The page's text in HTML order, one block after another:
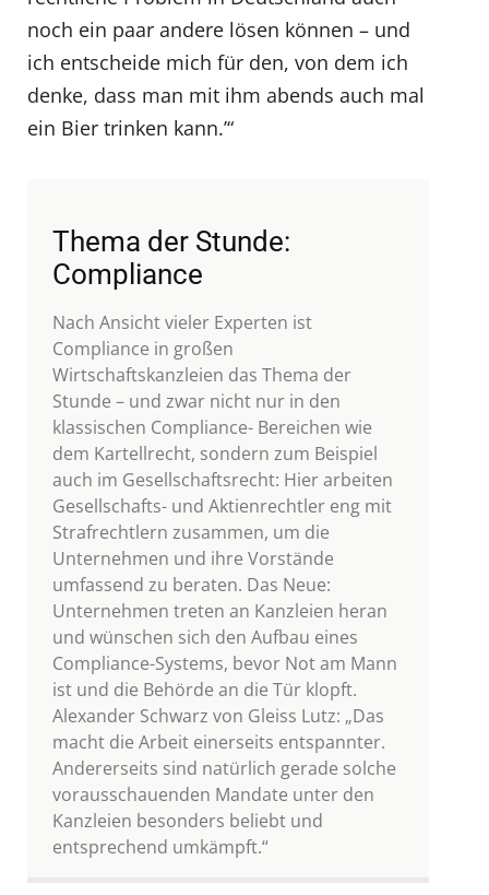
noch ein paar andere lösen können – und
ich entscheide mich für den, von dem ich
denke, dass man mit ihm abends auch mal
ein Bier trinken kann.’“
Thema der Stunde:
Compliance
Nach Ansicht vieler Experten ist
Compliance in großen
Wirtschaftskanzleien das Thema der
Stunde – und zwar nicht nur in den
klassischen Compliance- Bereichen wie
dem Kartellrecht, sondern zum Beispiel
auch im Gesellschaftsrecht: Hier arbeiten
Gesellschafts- und Aktienrechtler eng mit
Strafrechtlern zusammen, um die
Unternehmen und ihre Vorstände
umfassend zu beraten. Das Neue:
Unternehmen treten an Kanzleien heran
und wünschen sich den Aufbau eines
Compliance-Systems, bevor Not am Mann
ist und die Behörde an die Tür klopft.
Alexander Schwarz von Gleiss Lutz: „Das
macht die Arbeit einerseits entspannter.
Andererseits sind natürlich gerade solche
vorausschauenden Mandate unter den
Kanzleien besonders beliebt und
entsprechend umkämpft.“